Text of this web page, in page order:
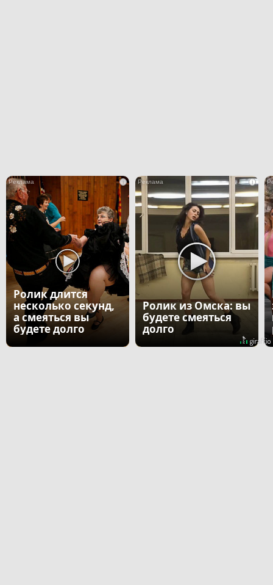
i
Ролик длится
несколько секунд,
а смеяться вы
будете долго
i
Ролик из Омска: вы
будете смеяться
долго